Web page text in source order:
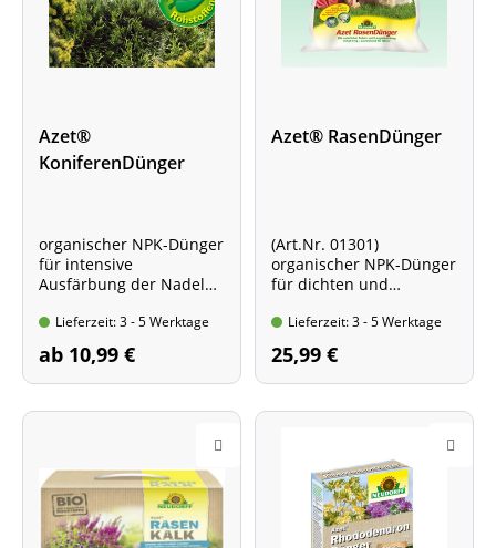
Azet®
KoniferenDünger
organischer NPK-Dünger
für intensive
Ausfärbung der Nadeln
* verschiedene
Packungsgrößen *
Lieferzeit: 3 - 5 Werktage
ab 10,99 €
Azet® RasenDünger
(Art.Nr. 01301)
organischer NPK-Dünger
für dichten und
Sack mit 5 kg Inhalt
Lieferzeit: 3 - 5 Werktage
25,99 €